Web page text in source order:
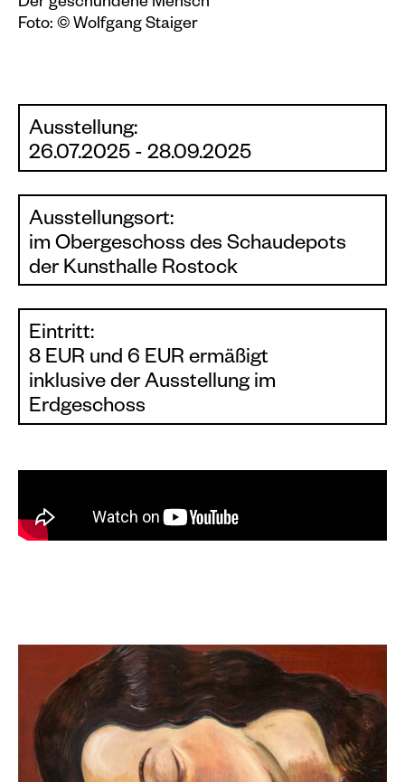
Der geschundene Mensch
Foto: © Wolfgang Staiger
Ausstellung:
26.07.2025 - 28.09.2025
Ausstellungsort:
im Obergeschoss des Schaudepots
der Kunsthalle Rostock
Eintritt:
8 EUR und 6 EUR ermäßigt
inklusive der Ausstellung im
Erdgeschoss